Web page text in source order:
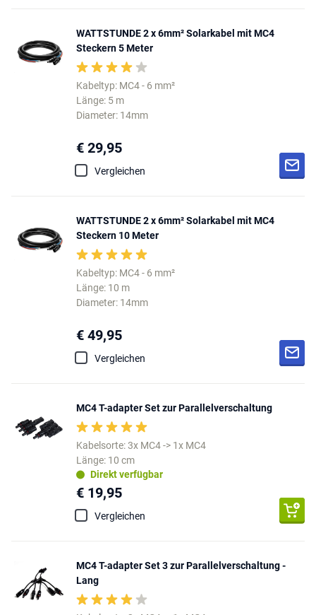
WATTSTUNDE 2 x 6mm² Solarkabel mit MC4
Steckern 5 Meter
Kabeltyp: MC4 - 6 mm²
Länge: 5 m
Diameter: 14mm
€ 29,95
Vergleichen
WATTSTUNDE 2 x 6mm² Solarkabel mit MC4
Steckern 10 Meter
Kabeltyp: MC4 - 6 mm²
Länge: 10 m
Diameter: 14mm
€ 49,95
Vergleichen
MC4 T-adapter Set zur Parallelverschaltung
Kabelsorte: 3x MC4 -> 1x MC4
Länge: 10 cm
Direkt verfügbar
€ 19,95
Vergleichen
MC4 T-adapter Set 3 zur Parallelverschaltung -
Lang